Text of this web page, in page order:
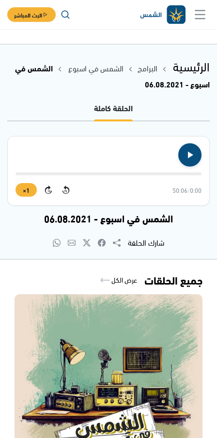
البث المباشر
الرئيسية البرامج الشمس في اسبوع
الشمس في
اسبوع - 06.08.2021
الحلقة كاملة
0:00
/
50:06
15
15
1×
الشمس في اسبوع - 06.08.2021
شارك الحلقة
جميع الحلقات عرض الكل